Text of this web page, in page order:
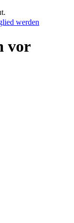
t.
werden
vor